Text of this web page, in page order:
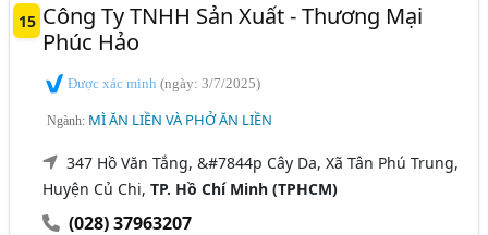
15 Công Ty TNHH Sản Xuất - Thương Mại
Phúc Hảo
Được xác minh(ngày: 3/7/2025)
Ngành: MÌ ĂN LIỀN VÀ PHỞ ĂN LIỀN
347 Hồ Văn Tắng, &#7844p Cây Da, Xã Tân Phú Trung,
Huyện Củ Chi,TP. Hồ Chí Minh (TPHCM)
(028) 37963207